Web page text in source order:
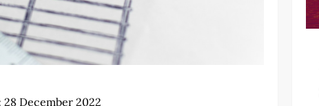
28 December 2022